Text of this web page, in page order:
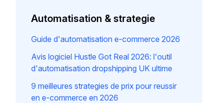
Automatisation & strategie
Guide d'automatisation e-commerce 2026
Avis logiciel Hustle Got Real 2026: l'outil
d'automatisation dropshipping UK ultime
9 meilleures strategies de prix pour reussir
en e-commerce en 2026